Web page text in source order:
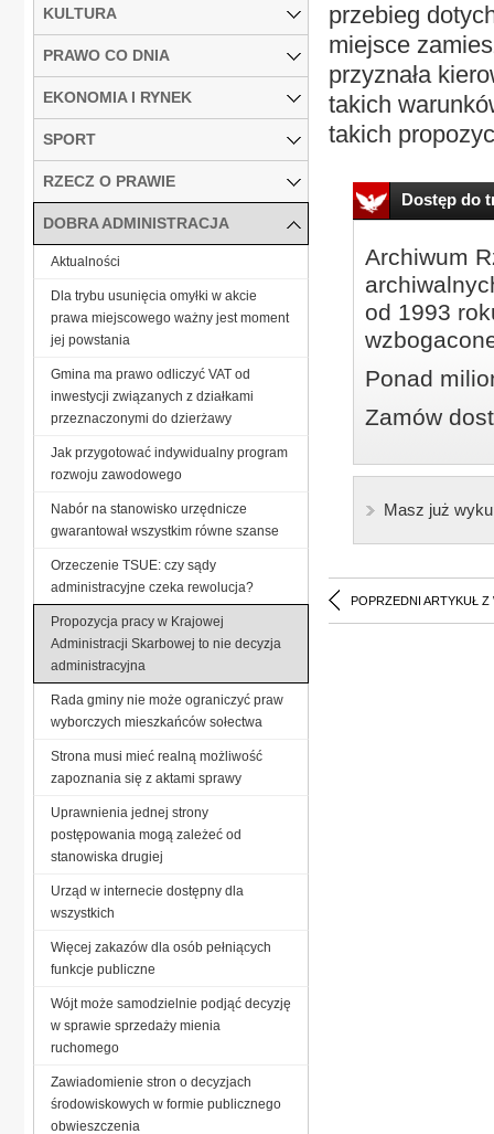
przebieg
miejsce
przyznała
takich
takich
Dostęp do
Archiwum
od 1993
Ponad
Zamów
Masz już
POPRZEDNI ARTYKUŁ Z
KULTURA
PRAWO CO DNIA
EKONOMIA I RYNEK
SPORT
RZECZ O PRAWIE
DOBRA ADMINISTRACJA
Aktualności
Dla trybu usunięcia omyłki w akcie
prawa miejscowego ważny jest moment
jej powstania
Gmina ma prawo odliczyć VAT od
inwestycji związanych z działkami
przeznaczonymi do dzierżawy
Jak przygotować indywidualny program
rozwoju zawodowego
Nabór na stanowisko urzędnicze
gwarantował wszystkim równe szanse
Orzeczenie TSUE: czy sądy
administracyjne czeka rewolucja?
Propozycja pracy w Krajowej
Administracji Skarbowej to nie decyzja
administracyjna
Rada gminy nie może ograniczyć praw
wyborczych mieszkańców sołectwa
Strona musi mieć realną możliwość
zapoznania się z aktami sprawy
Uprawnienia jednej strony
postępowania mogą zależeć od
stanowiska drugiej
Urząd w internecie dostępny dla
wszystkich
Więcej zakazów dla osób pełniących
funkcje publiczne
Wójt może samodzielnie podjąć decyzję
w sprawie sprzedaży mienia
ruchomego
Zawiadomienie stron o decyzjach
środowiskowych w formie publicznego
obwieszczenia